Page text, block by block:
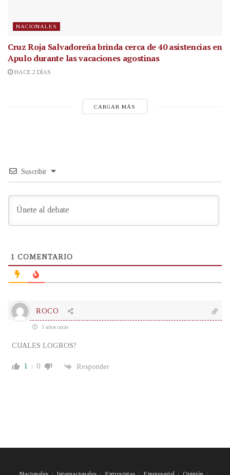
NACIONALES
Cruz Roja Salvadoreña brinda cerca de 40 asistencias en
Apulo durante las vacaciones agostinas
HACE 2 DÍAS
CARGAR MÁS
Suscribir
1 COMENTARIO
ROCO
3 años atrás
CUALES LOGROS?
1 0 Responder